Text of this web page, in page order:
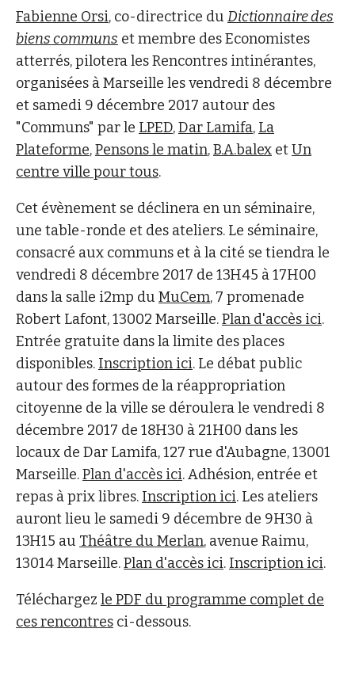
Fabienne Orsi, co-directrice du Dictionnaire des
biens communs et membre des Economistes
atterrés, pilotera les Rencontres intinérantes,
organisées à Marseille les vendredi 8 décembre
et samedi 9 décembre 2017 autour des
"Communs" par le LPED,Dar Lamifa, La
Plateforme,Pensons le matin,B.A.balex etUn
centre ville pour tous.
Cet évènement se déclinera en un séminaire,
une table-ronde et des ateliers. Le séminaire,
consacré aux communs et à la cité se tiendra le
vendredi 8 décembre 2017 de 13H45 à 17H00
dans la salle i2mp du MuCem, 7 promenade
Robert Lafont, 13002 Marseille.Plan d'accès ici.
Entrée gratuite dans la limite des places
disponibles. Inscription ici. Le débat public
autour des formes de la réappropriation
citoyenne de la ville se déroulera le vendredi 8
décembre 2017 de 18H30 à 21H00 dans les
locaux de Dar Lamifa, 127 rue d'Aubagne, 13001
Marseille.Plan d'accès ici. Adhésion, entrée et
repas à prix libres. Inscription ici. Les ateliers
auront lieu le samedi 9 décembre de 9H30 à
13H15 au Théâtre du Merlan, avenue Raimu,
13014 Marseille.Plan d'accès ici. Inscription ici.
Téléchargez le PDF du programme complet de
ces rencontres ci-dessous.